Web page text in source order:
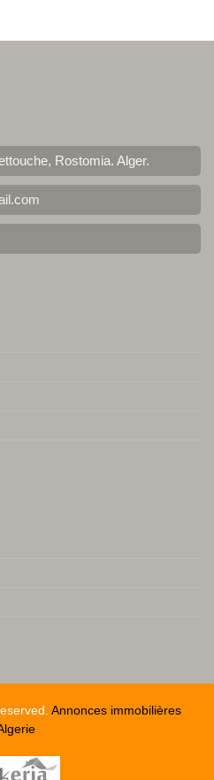
Rostomia. Alger.
Annonces immobilières